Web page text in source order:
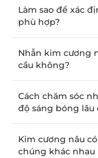
Làm sao để xác
phù hợp?
Nhẫn kim cương
cầu không?
Cách chăm sóc
độ sáng bóng lâu
Kim cương nâu
chúng khác nhau